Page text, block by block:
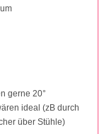
gerne 20°
ideal (zB durch
über Stühle)